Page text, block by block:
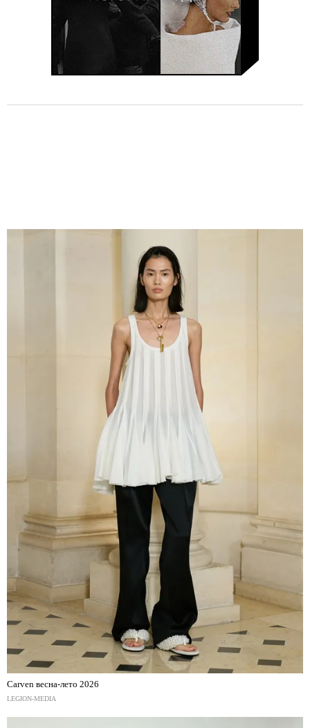
Carven весна-лето 2026
LEGION-MEDIA